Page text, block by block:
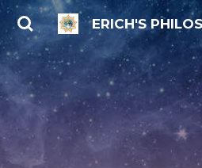
Zum
Hauptinhalt
springen
ERICH'S